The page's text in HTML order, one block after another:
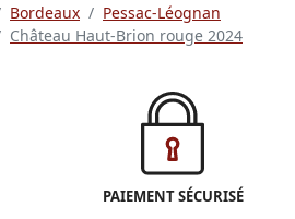
Bordeaux
Pessac-Léognan
Château Haut-Brion rouge 2024
PAIEMENT SÉCURISÉ